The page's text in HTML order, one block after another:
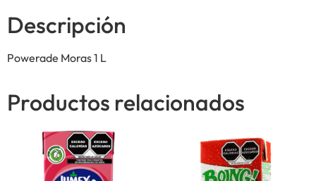
Descripción
Powerade Moras 1 L
Productos relacionados